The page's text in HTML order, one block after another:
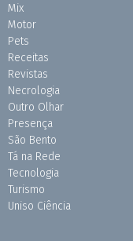
Mix
Motor
Pets
Receitas
Revistas
Necrologia
Outro Olhar
Presença
São Bento
Tá na Rede
Tecnologia
Turismo
Uniso Ciência